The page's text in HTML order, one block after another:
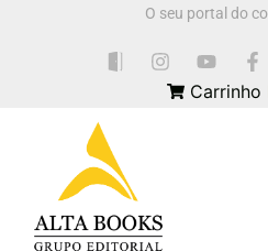
O seu portal do
Carrinho